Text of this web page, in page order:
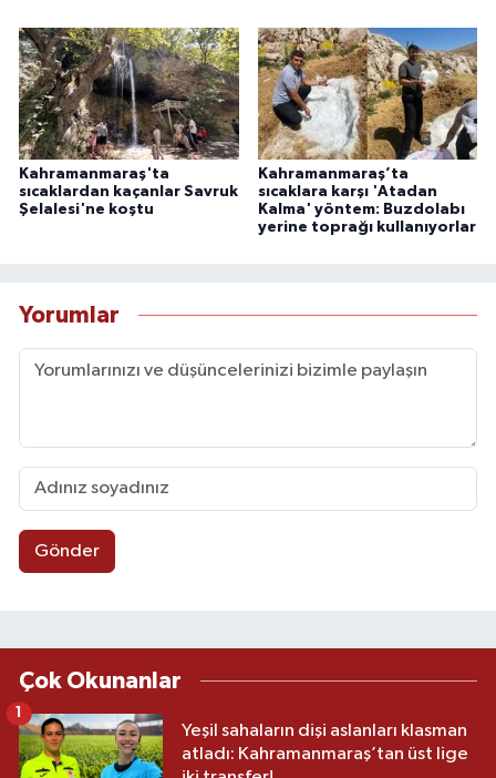
Kahramanmaraş'ta
sıcaklardan kaçanlar Savruk
Şelalesi'ne koştu
Kahramanmaraş’ta
sıcaklara karşı 'Atadan
Kalma' yöntem: Buzdolabı
yerine toprağı kullanıyorlar
Yorumlar
Gönder
Çok Okunanlar
Yeşil sahaların dişi aslanları klasman
atladı: Kahramanmaraş’tan üst lige